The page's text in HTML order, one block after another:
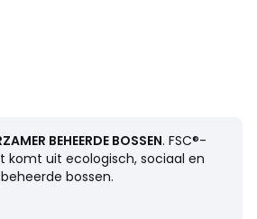
ruimtes, met een functioneel
van massief notenhout met
met afwerking in vliegtuigvleugel
BEHEERDE BOSSEN. FSC®-
komt uit ecologisch, sociaal en
bossen.